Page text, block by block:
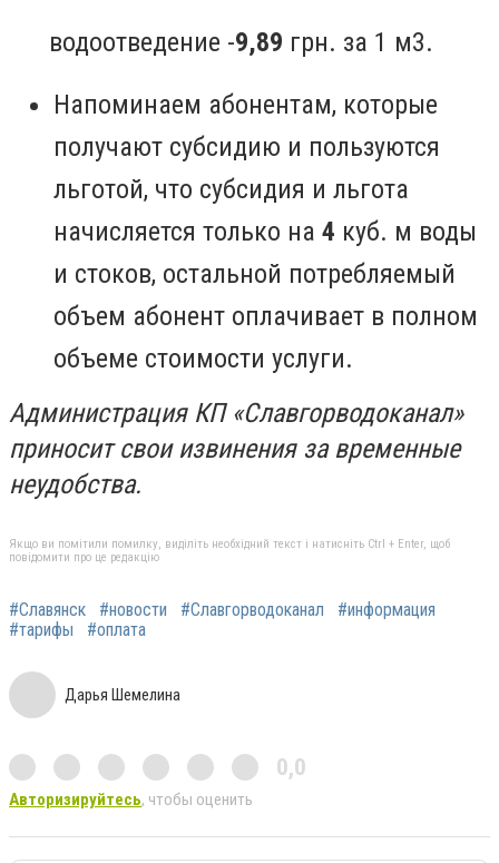
водоотведение -9,89 грн. за 1 м3.
Напоминаем абонентам, которые
получают субсидию и пользуются
льготой, что субсидия и льгота
начисляется только на 4 куб. м воды
и стоков, остальной потребляемый
объем абонент оплачивает в полном
объеме стоимости услуги.
Администрация КП «Славгорводоканал»
приносит свои извинения за временные
неудобства.
Якщо ви помітили помилку, виділіть необхідний текст і натисніть Ctrl + Enter, щоб
повідомити про це редакцію
#Славянск #новости #Славгорводоканал
#информация
#тарифы
#оплата
Дарья Шемелина
0,0
Авторизируйтесь, чтобы оценить